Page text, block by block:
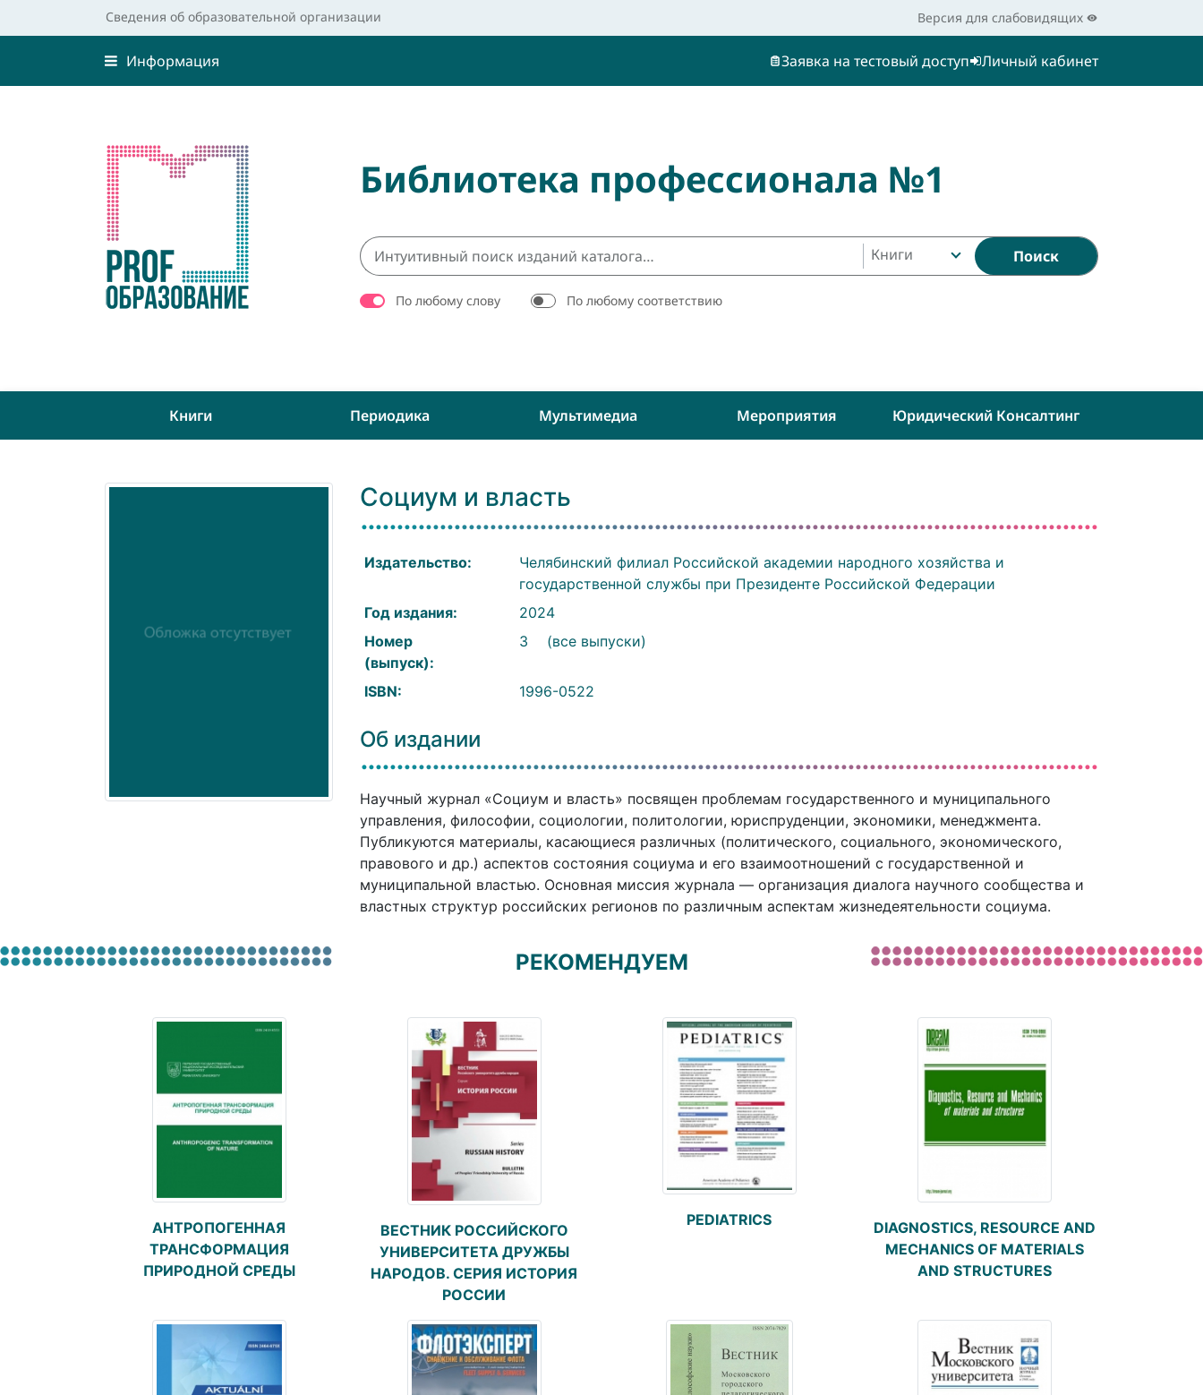
Сведения об образовательной организации Версия для слабовидящих
Информация Заявка на тестовый доступ Личный кабинет
Библиотека профессионала №1
Книги Поиск
По любому слову По любому соответствию
Книги Периодика Мультимедиа Мероприятия Юридический Консалтинг
Социум и власть
Издательство:
Челябинский филиал Российской академии народного хозяйства и
государственной службы при Президенте Российской Федерации
Год издания:
2024
Номер
(выпуск):
3 (все выпуски)
ISBN: 1996-0522
Об издании
Научный журнал «Социум и власть» посвящен проблемам государственного и муниципального
управления, философии, социологии, политологии, юриспруденции, экономики, менеджмента.
Публикуются материалы, касающиеся различных (политического, социального, экономического,
правового и др.) аспектов состояния социума и его взаимоотношений с государственной и
муниципальной властью. Основная миссия журнала — организация диалога научного сообщества и
властных структур российских регионов по различным аспектам жизнедеятельности социума.
РЕКОМЕНДУЕМ
АНТРОПОГЕННАЯ
ТРАНСФОРМАЦИЯ
ПРИРОДНОЙ СРЕДЫ
ВЕСТНИК РОССИЙСКОГО
УНИВЕРСИТЕТА ДРУЖБЫ
НАРОДОВ. СЕРИЯ ИСТОРИЯ
РОССИИ
PEDIATRICS
DIAGNOSTICS, RESOURCE AND
MECHANICS OF MATERIALS
AND STRUCTURES